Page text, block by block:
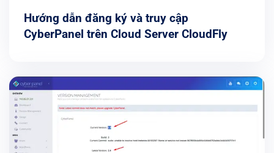
Hướng dẫn đăng ký và truy cập
CyberPanel trên Cloud Server CloudFly